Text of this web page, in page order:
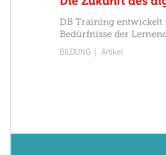
DB Training entwickelt
Bedürfnisse der
BILDUNG | Artikel